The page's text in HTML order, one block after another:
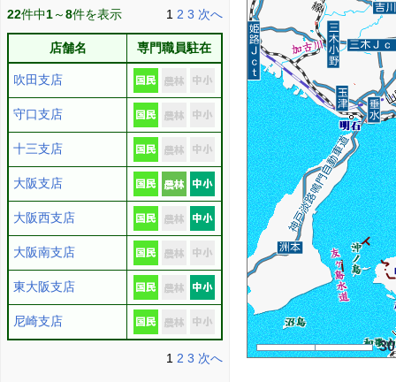
22件中1～8件を表示 1 2 3 次へ
店舗名 専門職員駐在
吹田支店
守口支店
十三支店
大阪支店
大阪西支店
大阪南支店
東大阪支店
尼崎支店
1 2 3 次へ